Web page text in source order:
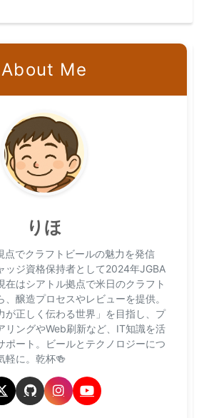
About Me
りほ
点でクラフトビールの魅力を発信
ッジ資格保持者として2024年JGBA
在はシアトル拠点で米日のクラフト
醸造プロセスやレビューを提供。
が正しく伝わる世界」を目指し、プ
リングやWeb刷新など、IT知識を活
ポート。ビールとテクノロジーにつ
軽に。乾杯🍻